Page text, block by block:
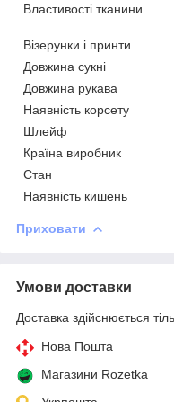
Властивості тканини
Візерунки і принти
Довжина сукні
Довжина рукава
Наявність корсету
Шлейф
Країна виробник
Стан
Наявність кишень
Приховати
Умови доставки
Доставка здійснюється
Нова Пошта
Магазини Rozetka